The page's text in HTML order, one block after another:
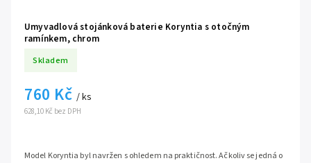
Umyvadlová stojánková baterie Koryntia s otočným
ramínkem, chrom
Skladem
628,10 Kč bez DPH
760 Kč / ks
Model Koryntia byl navržen s ohledem na praktičnost. Ačkoliv se jedná o